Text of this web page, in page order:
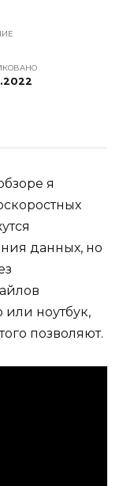
я
данных, но
ноутбук,
позволяют.